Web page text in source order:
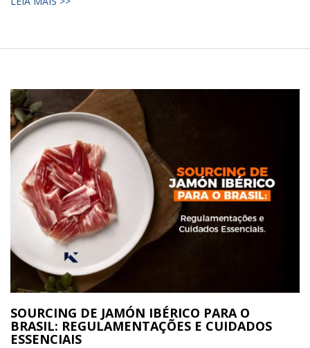
SOURCING DE JAMÓN IBÉRICO PARA O
BRASIL: REGULAMENTAÇÕES E CUIDADOS
ESSENCIAIS